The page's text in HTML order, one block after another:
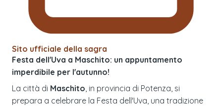
Sito ufficiale della sagra
Festa dell'Uva a Maschito: un appuntamento
imperdibile per l'autunno!
La città di Maschito , in provincia di Potenza, si
prepara a celebrare la Festa dell'Uva, una tradizione